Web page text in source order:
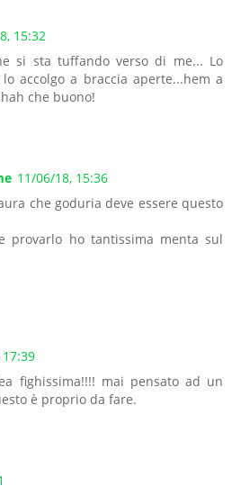
15:32
si sta tuffando verso di me... Lo
accolgo a braccia aperte...hem a
che buono!
11/06/18, 15:36
che goduria deve essere questo
provarlo ho tantissima menta sul
fighissima!!!! mai pensato ad un
è proprio da fare.